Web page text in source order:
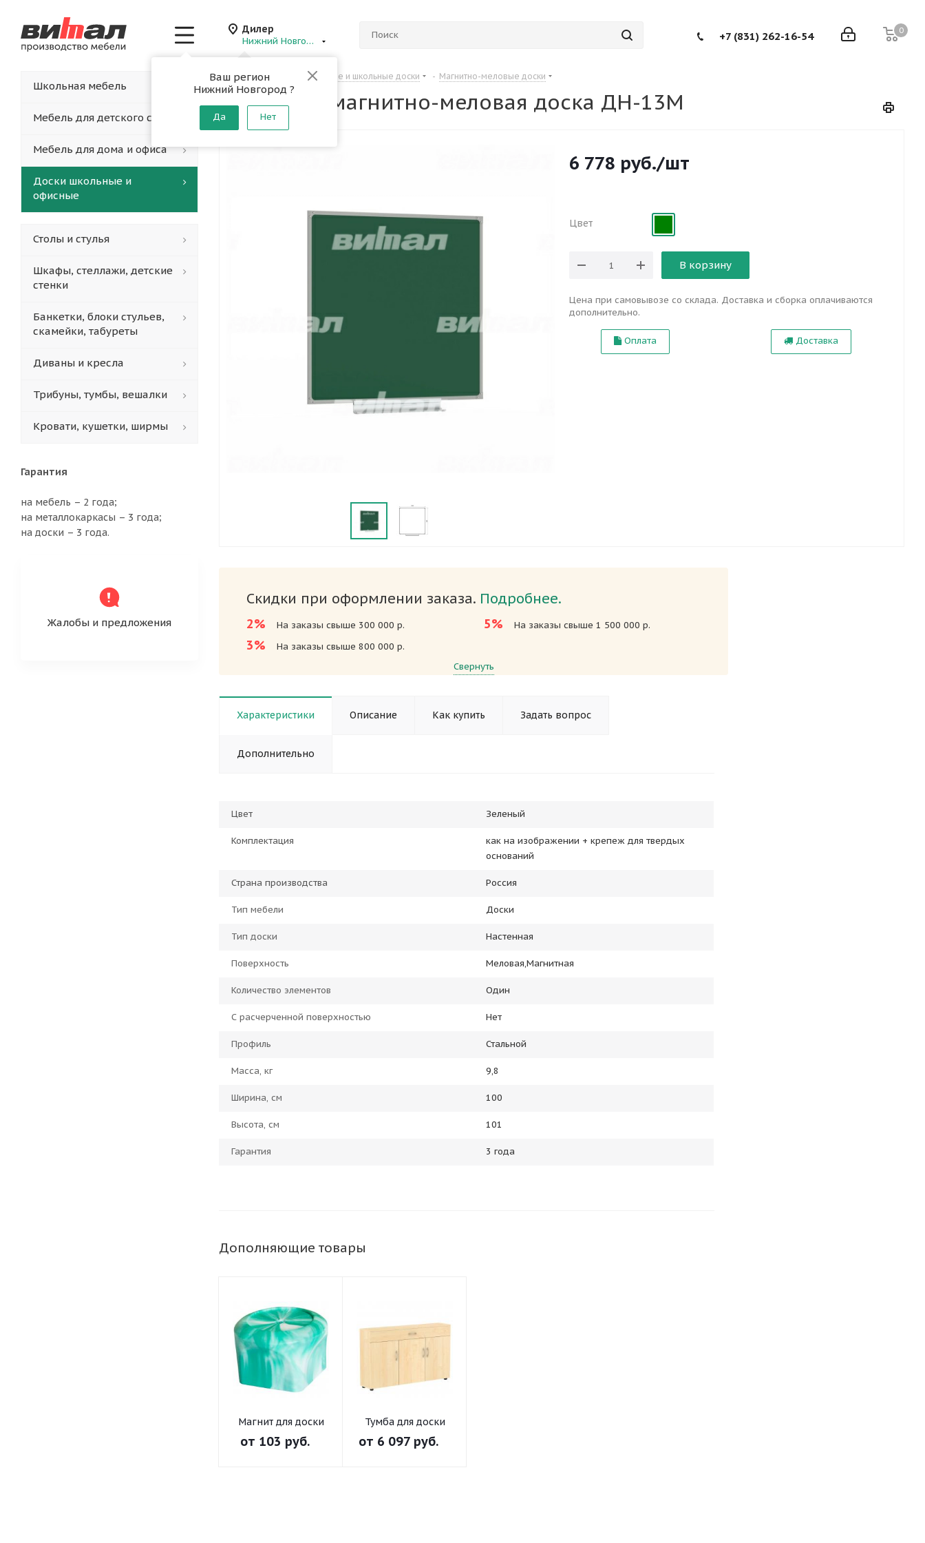
Дилер
Нижний Новгород
Ваш регион
Нижний Новгород ?
Да Нет
0
+7 (831) 262-16-54
Главная - Каталог Офисные и школьные доски - Магнитно-меловые доски
Школьная магнитно-меловая доска ДН-13М
6 778 руб./шт
Цвет
В корзину
Цена при самовывозе со склада. Доставка и сборка оплачиваются
дополнительно.
Оплата Доставка
Скидки при оформлении заказа. Подробнее.
2% На заказы свыше 300 000 р.
3% На заказы свыше 800 000 р.
5% На заказы свыше 1 500 000 р.
Свернуть
Характеристики Описание Как купить Задать вопрос
Дополнительно
Цвет Зеленый
Комплектация
как на изображении + крепеж для твердых
оснований
Страна производства Россия
Тип мебели Доски
Тип доски Настенная
Поверхность Меловая,Магнитная
Количество элементов Один
С расчерченной поверхностью Нет
Профиль Стальной
Масса, кг 9,8
Ширина, см 100
Высота, см 101
Гарантия 3 года
Дополняющие товары
Магнит для доски
от 103 руб.
Тумба для доски
от 6 097 руб.
Школьная мебель
Мебель для детского сада
Мебель для дома и офиса
Доски школьные и
офисные
Столы и стулья
Шкафы, стеллажи, детские
стенки
Банкетки, блоки стульев,
скамейки, табуреты
Диваны и кресла
Трибуны, тумбы, вешалки
Кровати, кушетки, ширмы
Гарантия
на мебель – 2 года;
на металлокаркасы – 3 года;
на доски – 3 года.
Жалобы и предложения